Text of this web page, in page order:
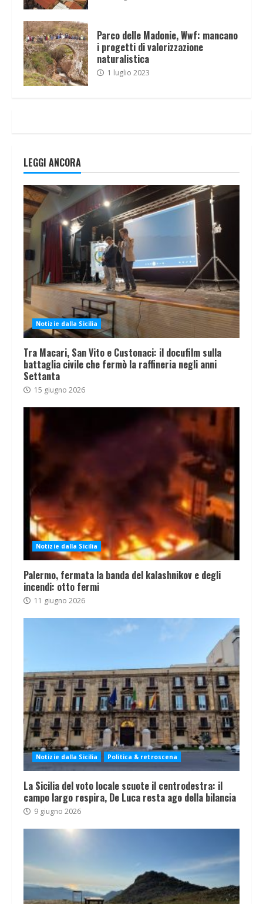
Parco delle Madonie, Wwf: mancano
i progetti di valorizzazione
naturalistica
1 luglio 2023
LEGGI ANCORA
Notizie dalla Sicilia
Tra Macari, San Vito e Custonaci: il docufilm sulla
battaglia civile che fermò la raffineria negli anni
Settanta
15 giugno 2026
Notizie dalla Sicilia
Palermo, fermata la banda del kalashnikov e degli
incendi: otto fermi
11 giugno 2026
Notizie dalla Sicilia Politica & retroscena
La Sicilia del voto locale scuote il centrodestra: il
campo largo respira, De Luca resta ago della bilancia
9 giugno 2026